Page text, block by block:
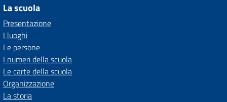
La scuola
Presentazione
I luoghi
Le persone
I numeri della scuola
Le carte della scuola
Organizzazione
La storia